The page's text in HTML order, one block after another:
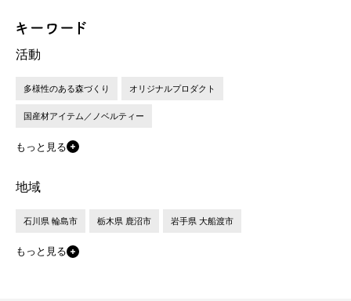
活動
多様性のある森づくり オリジナルプロダクト
国産材アイテム／ノベルティー
もっと見る
地域
石川県 輪島市 栃木県 鹿沼市 岩手県 大船渡市
もっと見る